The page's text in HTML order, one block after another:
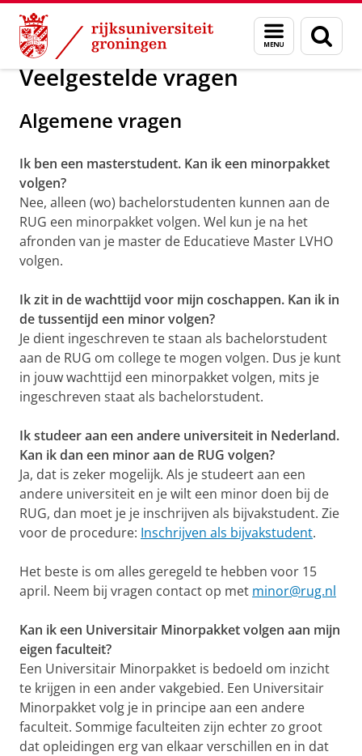
Skip
Content
Skip
Navigation
Menu
en
zoeken
Onderwijs Minor programma's
Veelgestelde vragen
Algemene vragen
Ik ben een masterstudent. Kan ik een minorpakket
volgen?
Nee, alleen (wo) bachelorstudenten kunnen aan de
RUG een minorpakket volgen. Wel kun je na het
afronden van je master de Educatieve Master LVHO
volgen.
Ik zit in de wachttijd voor mijn coschappen. Kan ik in
de tussentijd een minor volgen?
Je dient ingeschreven te staan als bachelorstudent
aan de RUG om college te mogen volgen. Dus je kunt
in jouw wachttijd een minorpakket volgen, mits je
ingeschreven staat als bachelorstudent.
Ik studeer aan een andere universiteit in Nederland.
Kan ik dan een minor aan de RUG volgen?
Ja, dat is zeker mogelijk. Als je studeert aan een
andere universiteit en je wilt een minor doen bij de
RUG, dan moet je je inschrijven als bijvakstudent. Zie
voor de procedure: Inschrijven als bijvakstudent.
Het beste is om alles geregeld te hebben voor 15
april. Neem bij vragen contact op met minor@rug.nl
Kan ik een Universitair Minorpakket volgen aan mijn
eigen faculteit?
Een Universitair Minorpakket is bedoeld om inzicht
te krijgen in een ander vakgebied. Een Universitair
Minorpakket volg je in principe aan een andere
faculteit. Sommige faculteiten zijn echter zo groot
dat opleidingen erg van elkaar verschillen en in dat